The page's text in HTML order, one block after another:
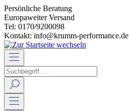
Persönliche Beratung
Europaweiter Versand
Tel: 0170/9200098
Kontakt: info@krumm-performance.de